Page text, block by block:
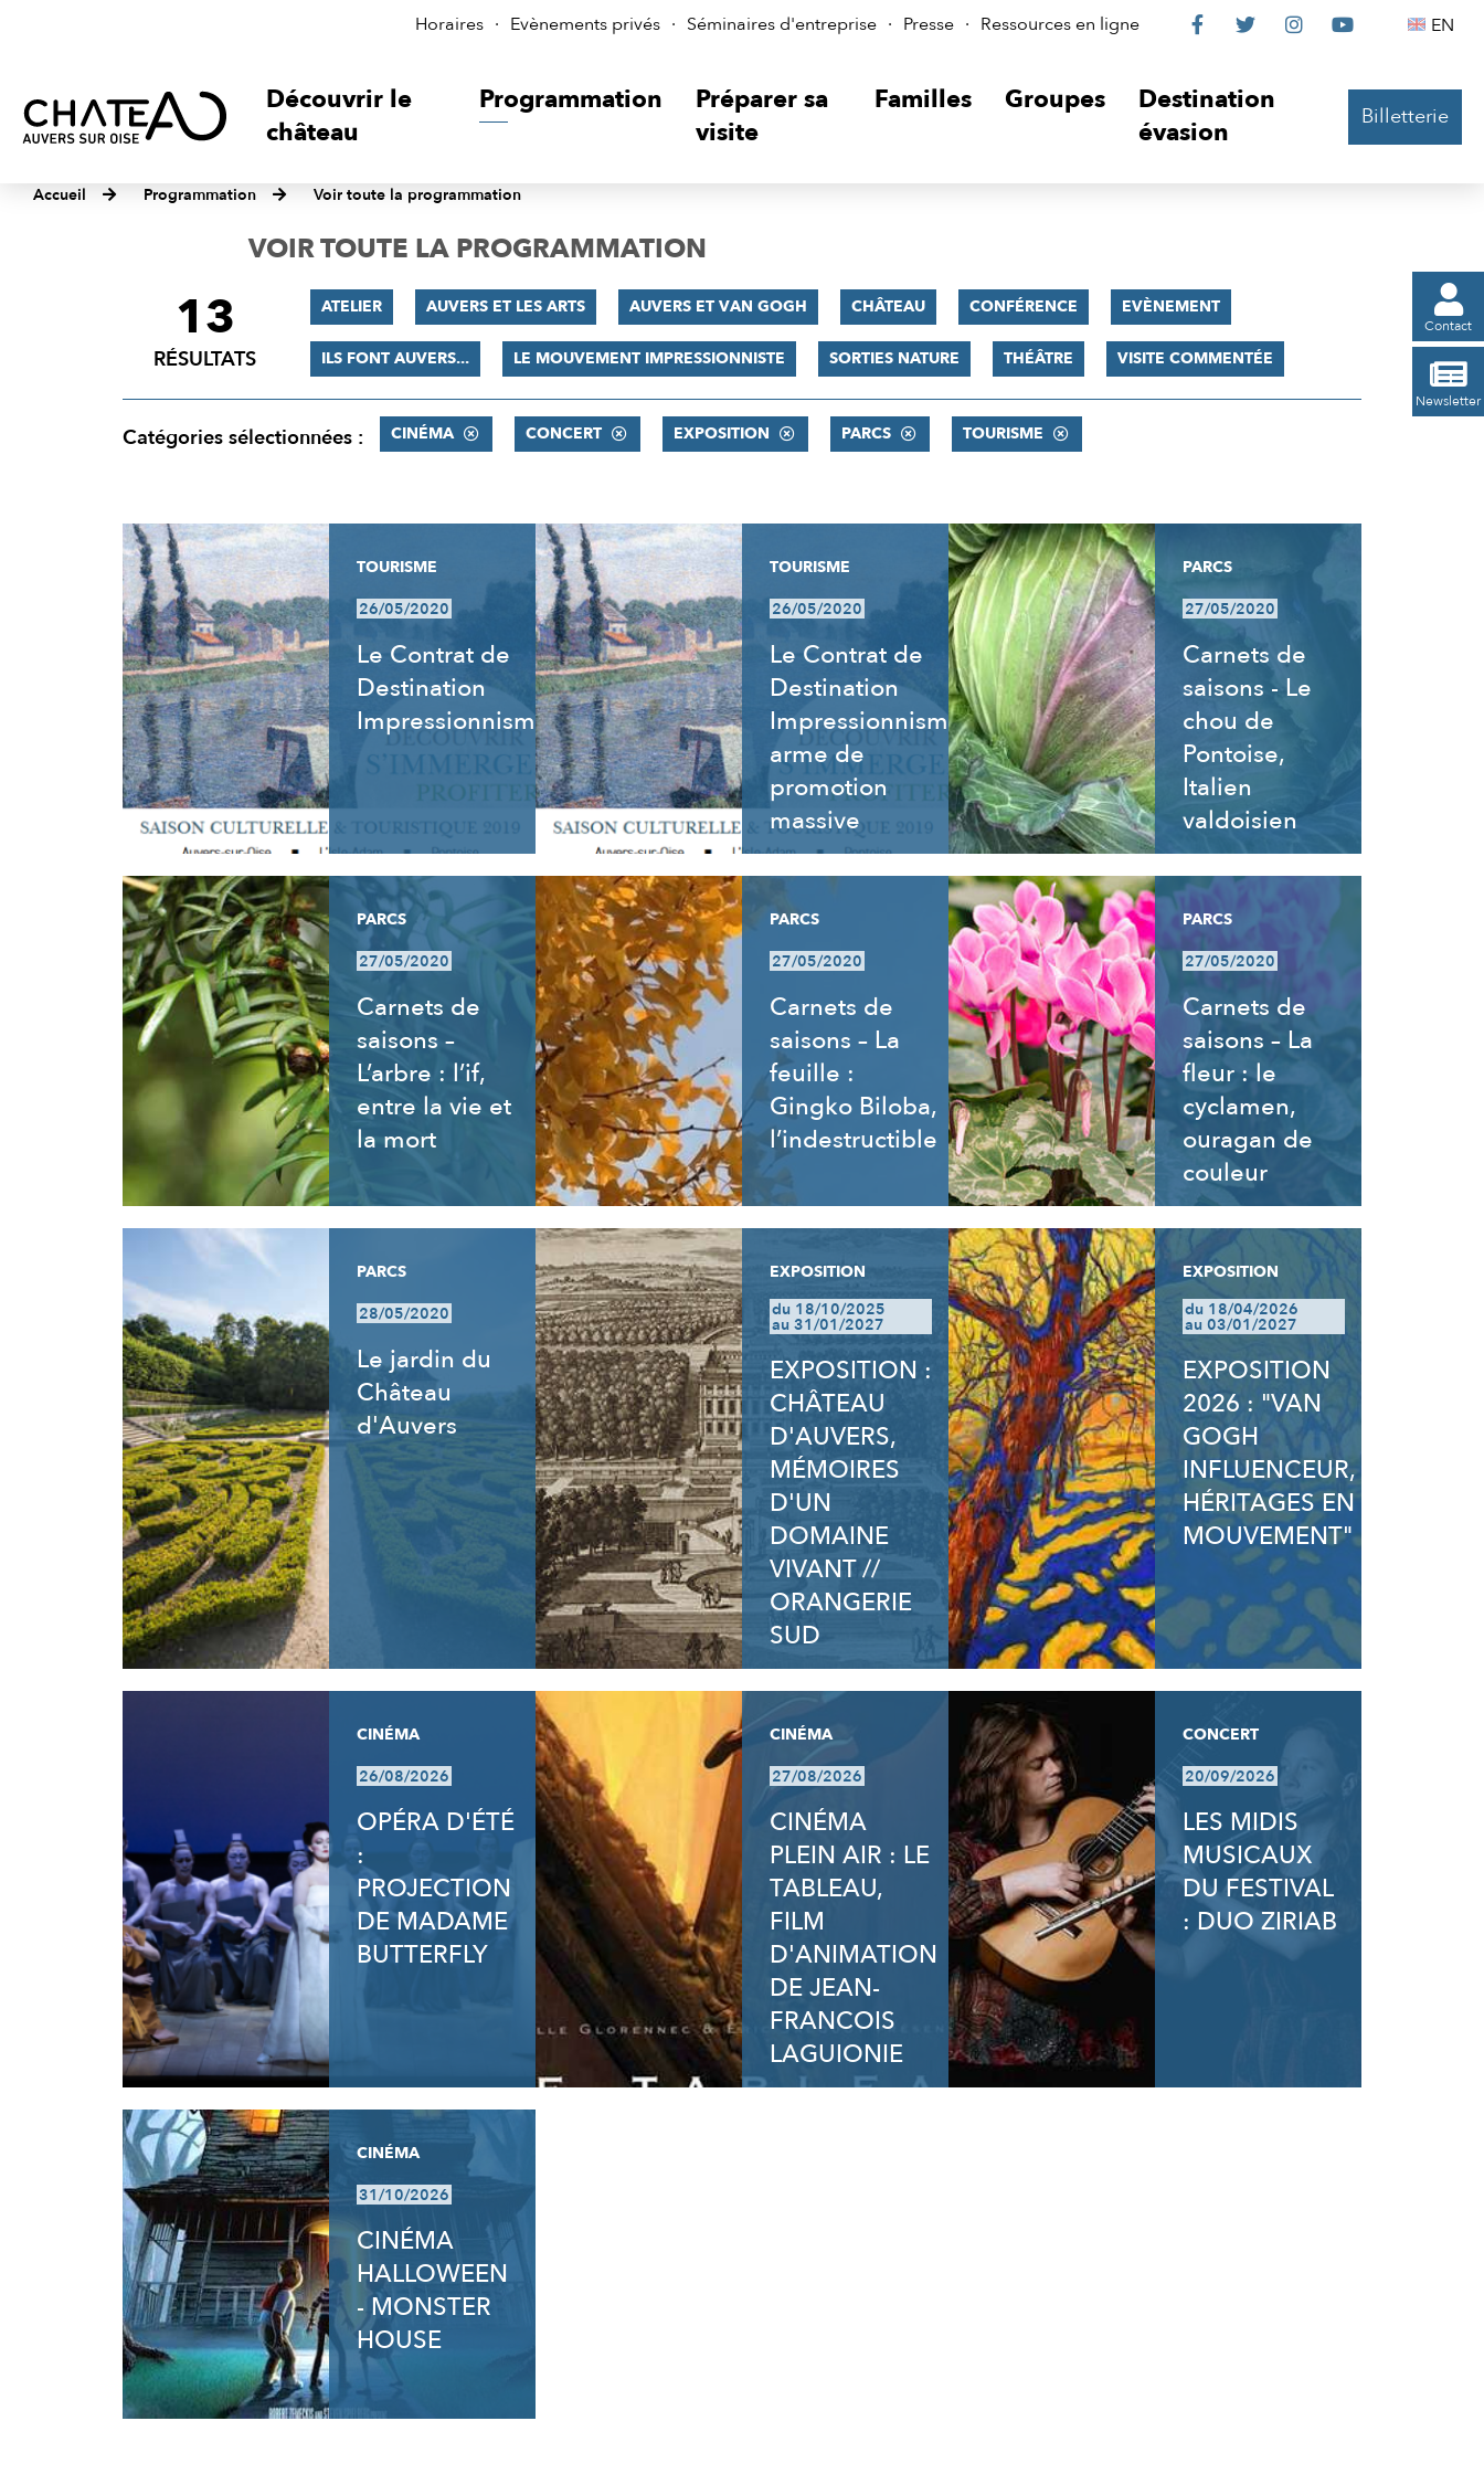
Horaires Evènements privés Séminaires d'entreprise Presse Ressources en ligne
Le
sur

Le

Le

Le
 EN
Découvrir le
château
Programmation
Préparer sa
visite
Familles Groupes
Destination
évasion
Billetterie
Accueil Programmation Voir toute la programmation

Contact

Newsletter
VOIR TOUTE LA PROGRAMMATION
FILTRER
RÉSULTATS
13
RÉSULTATS
ATELIER AUVERS ET LES ARTS AUVERS ET VAN GOGH CHÂTEAU CONFÉRENCE EVÈNEMENT
ILS FONT AUVERS... LE MOUVEMENT IMPRESSIONNISTE SORTIES NATURE THÉÂTRE VISITE COMMENTÉE
Catégories sélectionnées : CINÉMA CONCERT EXPOSITION PARCS TOURISME
RÉSULTATS
TOURISME
26/05/2020
Le Contrat de
Destination
Impressionnisme
TOURISME
26/05/2020
Le Contrat de
Destination
Impressionnisme,
arme de
promotion
massive
PARCS
27/05/2020
Carnets de
saisons - Le
chou de
Pontoise,
Italien
valdoisien
PARCS
27/05/2020
Carnets de
saisons –
L’arbre : l’if,
entre la vie et
la mort
PARCS
27/05/2020
Carnets de
saisons – La
feuille :
Gingko Biloba,
l’indestructible
PARCS
27/05/2020
Carnets de
saisons – La
fleur : le
cyclamen,
ouragan de
couleur
PARCS
28/05/2020
Le jardin du
Château
d'Auvers
EXPOSITION
du 18/10/2025
au 31/01/2027
EXPOSITION :
CHÂTEAU
D'AUVERS,
MÉMOIRES
D'UN
DOMAINE
VIVANT //
ORANGERIE
SUD
EXPOSITION
du 18/04/2026
au 03/01/2027
EXPOSITION
2026 : "VAN
GOGH
INFLUENCEUR,
HÉRITAGES EN
MOUVEMENT"
CINÉMA
26/08/2026
OPÉRA D'ÉTÉ
:
PROJECTION
DE MADAME
BUTTERFLY
CINÉMA
27/08/2026
CINÉMA
PLEIN AIR : LE
TABLEAU,
FILM
D'ANIMATION
DE JEAN-
FRANCOIS
LAGUIONIE
CONCERT
20/09/2026
LES MIDIS
MUSICAUX
DU FESTIVAL
: DUO ZIRIAB
CINÉMA
31/10/2026
CINÉMA
HALLOWEEN
- MONSTER
HOUSE